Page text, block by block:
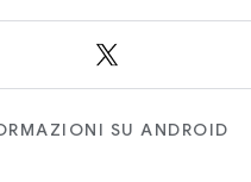
SU ANDROID